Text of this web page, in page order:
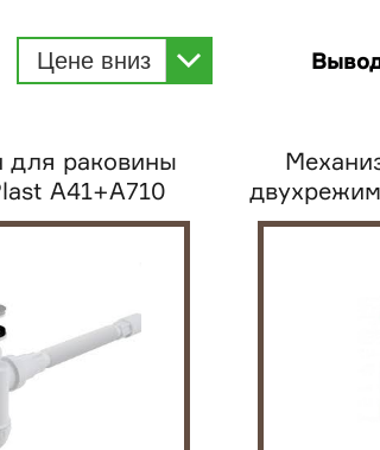
Цене вниз
для раковины
A41+A710